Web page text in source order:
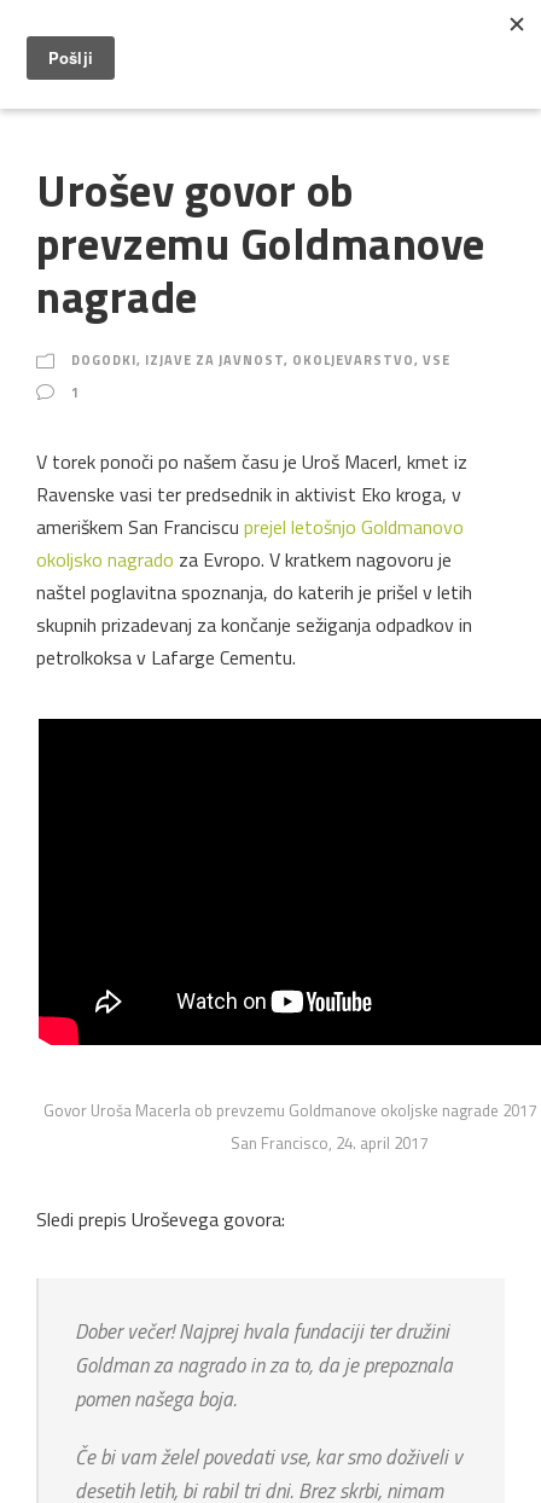
Urošev govor ob
prevzemu Goldmanove
nagrade
DOGODKI, IZJAVE ZA JAVNOST, OKOLJEVARSTVO, VSE
1
V torek ponoči po našem času je Uroš Macerl, kmet iz
Ravenske vasi ter predsednik in aktivist Eko kroga, v
ameriškem San Franciscu prejel letošnjo Goldmanovo
okoljsko nagrado za Evropo. V kratkem nagovoru je
naštel poglavitna spoznanja, do katerih je prišel v letih
skupnih prizadevanj za končanje sežiganja odpadkov in
petrolkoksa v Lafarge Cementu.
Govor Uroša Macerla ob prevzemu Goldmanove okoljske nagrade
San Francisco, 24. april 2017
Sledi prepis Uroševega govora:
Dober večer! Najprej hvala fundaciji ter družini
Goldman za nagrado in za to, da je prepoznala
pomen našega boja.
Če bi vam želel povedati vse, kar smo doživeli v
desetih letih, bi rabil tri dni. Brez skrbi, nimam